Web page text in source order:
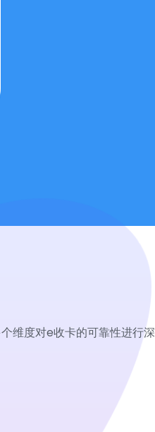
维度对e收卡的可靠性进行深